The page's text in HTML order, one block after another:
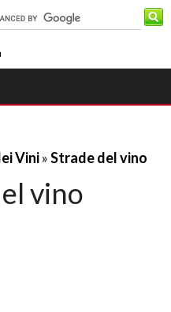
Vini»Strade del vino
vino